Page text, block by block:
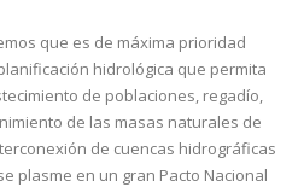
que es de máxima prioridad
hidrológica que permita
de poblaciones, regadío,
de las masas naturales de
de cuencas hidrográficas
plasme en un gran Pacto Nacional